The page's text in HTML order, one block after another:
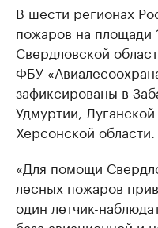
В шести регионах
пожаров на площади
Свердловской
ФБУ
зафиксированы в
Удмуртии,
Херсонской области.
«Для помощи
лесных пожаров
один летчик-